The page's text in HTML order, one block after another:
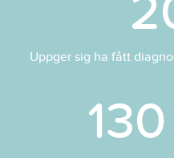
Uppger sig ha fått